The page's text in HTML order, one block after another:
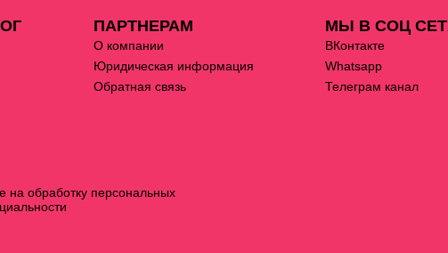
ПАРТНЕРАМ
О компании
Юридическая информация
Обратная связь
МЫ В СОЦ
ВКонтакте
Whatsapp
Телеграм канал
на обработку персональных